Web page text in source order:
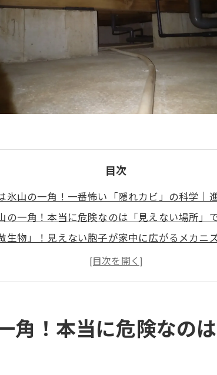
目次
氷山の一角！一番怖い「隠れカビ」の科学｜
の一角！本当に危険なのは「見えない場所」
生物」！見えない胞子が家中に広がるメカニ
するのか？真の原因は「湿気」と「建物の問
つけるには？真菌検査が明らかにする住宅の
めに――未来の健康と住まいを守る第一歩
要注意！隠れカビが潜む住宅のサインとは？
角！本当に危険なの